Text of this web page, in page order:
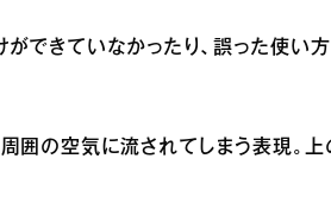
できていなかったり、誤った使い
囲の空気に流されてしまう表現。上